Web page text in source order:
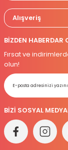
Alışveriş
BİZDEN HABERDAR
Fırsat ve
olun!
BİZİ SOSYAL